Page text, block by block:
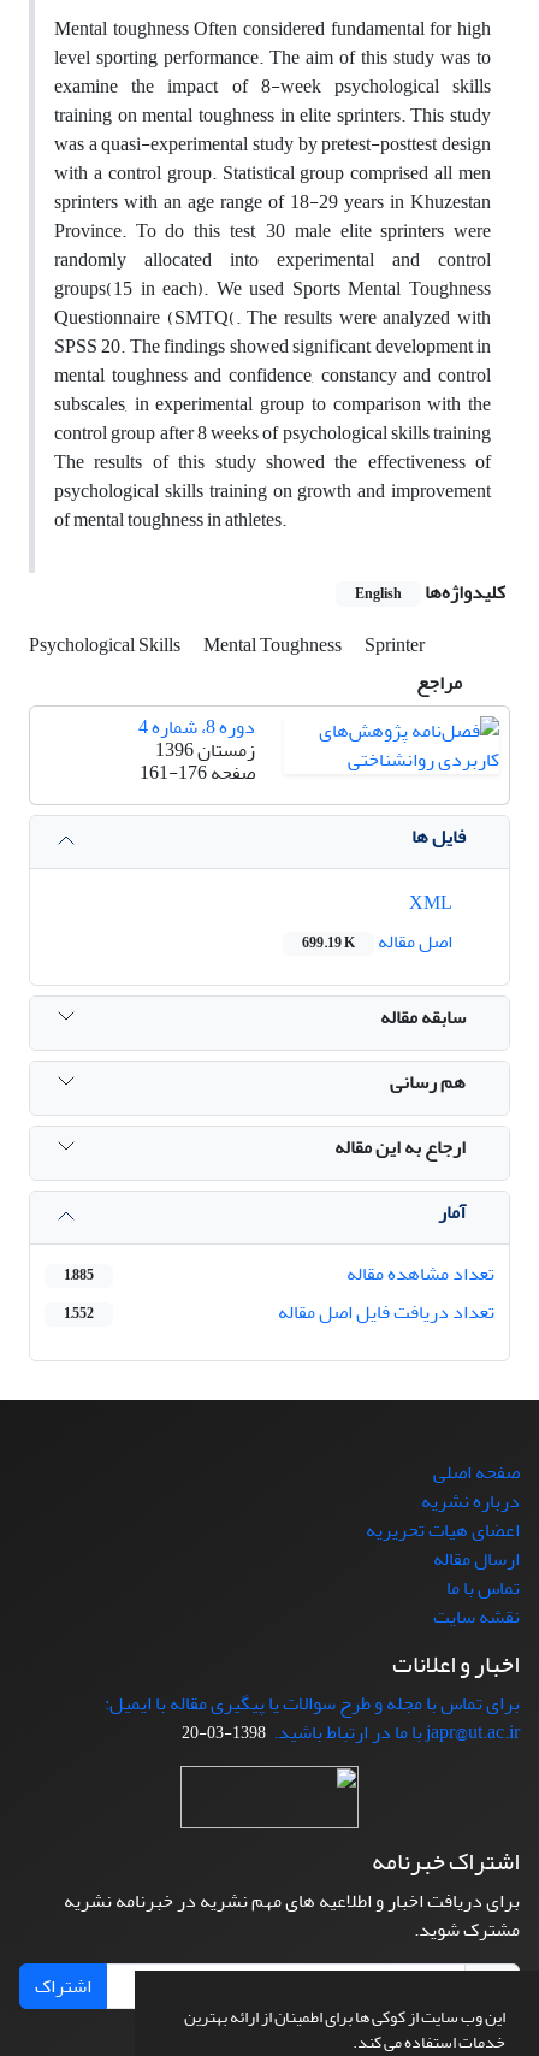
این وب سایت از کوکی ها برای اطمینان از ارائه بهترین
خدمات استفاده می کند.
Mental toughness Often considered fundamental for high
level sporting performance. The aim of this study was to
examine the impact of 8-week psychological skills
training on mental toughness in elite sprinters. This study
was a quasi-experimental study by pretest-posttest design
with a control group. Statistical group comprised all men
sprinters with an age range of 18-29 years in Khuzestan
Province. To do this test, 30 male elite sprinters were
randomly allocated into experimental and control
groups(15 in each). We used Sports Mental Toughness
Questionnaire (SMTQ(. The results were analyzed with
SPSS 20. The findings showed significant development in
mental toughness and confidence, constancy and control
subscales, in experimental group to comparison with the
control group after 8 weeks of psychological skills training
The results of this study showed the effectiveness of
psychological skills training on growth and improvement
of mental toughness in athletes.
کلیدواژه‌ها
English
Psychological Skills Mental Toughness
Sprinter
مراجع
دوره 8، شماره 4
زمستان 1396
صفحه161-176
فایل ها
اصل مقاله
699.19 K
سابقه مقاله
هم رسانی
ارجاع به این مقاله
آمار
تعداد مشاهده مقاله
1,885
تعداد دریافت فایل اصل مقاله 1,552
صفحه اصلی
درباره نشریه
اعضای هیات تحریریه
ارسال مقاله
تماس با ما
نقشه سایت
اخبار و اعلانات
برای تماس با مجله و طرح سوالات یا پیگیری مقاله با ایمیل:
japr@ut.ac.ir با ما در ارتباط باشید.
1398-03-20
اشتراک خبرنامه
برای دریافت اخبار و اطلاعیه های مهم نشریه در خبرنامه نشریه
مشترک شوید.
اشتراک